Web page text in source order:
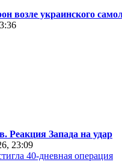
возле украинского
Реакция Запада на удар
23:09
40-дневная операция